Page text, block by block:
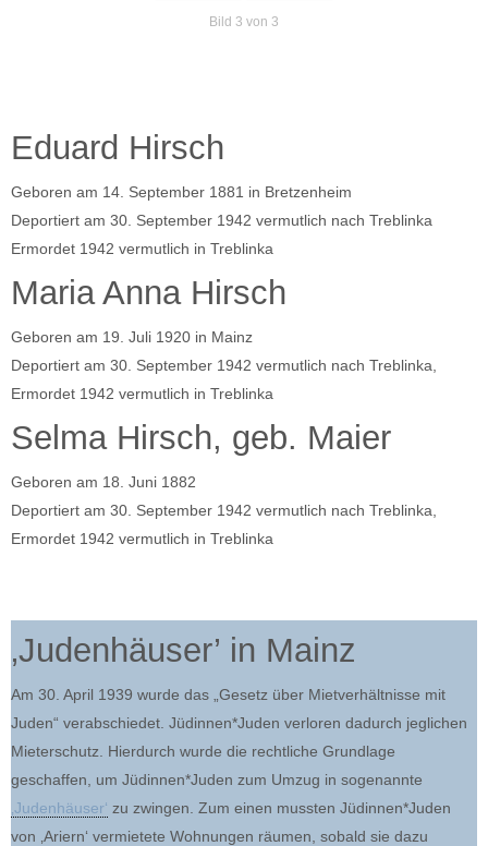
Bild 3 von 3
Eduard Hirsch
Geboren am 14. September 1881 in Bretzenheim
Deportiert am 30. September 1942 vermutlich nach Treblinka
Ermordet 1942 vermutlich in Treblinka
Maria Anna Hirsch
Geboren am 19. Juli 1920 in Mainz
Deportiert am 30. September 1942 vermutlich nach Treblinka,
Ermordet 1942 vermutlich in Treblinka
Selma Hirsch, geb. Maier
Geboren am 18. Juni 1882
Deportiert am 30. September 1942 vermutlich nach Treblinka,
Ermordet 1942 vermutlich in Treblinka
‚Judenhäuser’ in Mainz
Am 30. April 1939 wurde das „Gesetz über Mietverhältnisse mit
Juden“ verabschiedet. Jüdinnen*Juden verloren dadurch jeglichen
Mieterschutz. Hierdurch wurde die rechtliche Grundlage
geschaffen, um Jüdinnen*Juden zum Umzug in sogenannte
‚Judenhäuser‘ zu zwingen. Zum einen mussten Jüdinnen*Juden
von ‚Ariern‘ vermietete Wohnungen räumen, sobald sie dazu